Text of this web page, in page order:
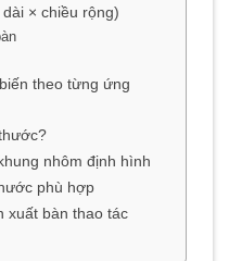
× chiều rộng)
theo từng ứng
nhôm định hình
phù hợp
xuất bàn thao tác